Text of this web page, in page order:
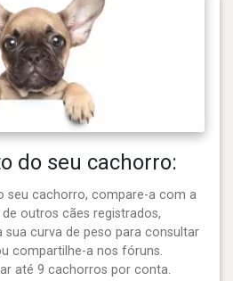
do seu cachorro:
seu cachorro, compare-a com a
outros cães registrados,
sua curva de peso para consultar
compartilhe-a nos fóruns.
até 9 cachorros por conta.